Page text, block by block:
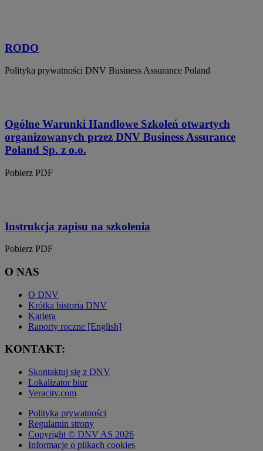
RODO
Polityka prywatności DNV Business Assurance Poland
Ogólne Warunki Handlowe Szkoleń otwartych
organizowanych przez DNV Business Assurance
Poland Sp. z o.o.
Pobierz PDF
Instrukcja zapisu na szkolenia
Pobierz PDF
O NAS
O DNV
Krótka historia DNV
Kariera
Raporty roczne [English]
KONTAKT:
Skontaktuj się z DNV
Lokalizator biur
Veracity.com
Polityka prywatności
Regulamin strony
Copyright © DNV AS 2026
Informacje o plikach cookies